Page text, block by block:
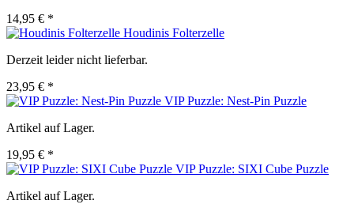
14,95 € *
Houdinis Folterzelle
Derzeit leider nicht lieferbar.
23,95 € *
VIP Puzzle: Nest-Pin Puzzle
Artikel auf Lager.
19,95 € *
VIP Puzzle: SIXI Cube Puzzle
Artikel auf Lager.